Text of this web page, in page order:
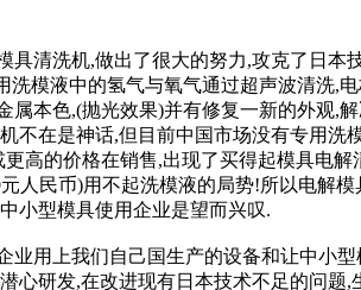
清洗机,做出了很大的努力,攻克了日本
模液中的氢气与氧气通过超声波清洗,
属本色,(抛光效果)并有修复一新的外观,解
不在是神话,但目前中国市场没有专用洗
高的价格在销售,出现了买得起模具电解
人民币)用不起洗模液的局势!所以电解模
小型模具使用企业是望而兴叹.
用上我们自己国生产的设备和让中小型
心研发,在改进现有日本技术不足的问题,